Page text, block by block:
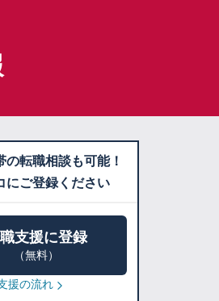
の転職相談も可能！
にご登録ください
支援に登録
（無料）
援の流れ